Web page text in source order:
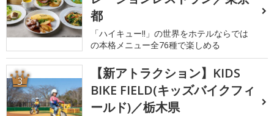
都
「ハイキュー!!」の世界をホテルならでは
の本格メニュー全76種で楽しめる
3
【新アトラクション】KIDS
BIKE FIELD(キッズバイクフィ
ールド)／栃木県